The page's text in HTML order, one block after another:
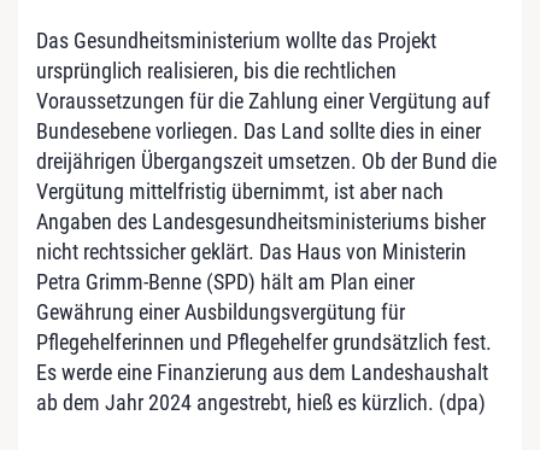
Das Gesundheitsministerium wollte das Projekt
ursprünglich realisieren, bis die rechtlichen
Voraussetzungen für die Zahlung einer Vergütung auf
Bundesebene vorliegen. Das Land sollte dies in einer
dreijährigen Übergangszeit umsetzen. Ob der Bund die
Vergütung mittelfristig übernimmt, ist aber nach
Angaben des Landesgesundheitsministeriums bisher
nicht rechtssicher geklärt. Das Haus von Ministerin
Petra Grimm-Benne (SPD) hält am Plan einer
Gewährung einer Ausbildungsvergütung für
Pflegehelferinnen und Pflegehelfer grundsätzlich fest.
Es werde eine Finanzierung aus dem Landeshaushalt
ab dem Jahr 2024 angestrebt, hieß es kürzlich. (dpa)